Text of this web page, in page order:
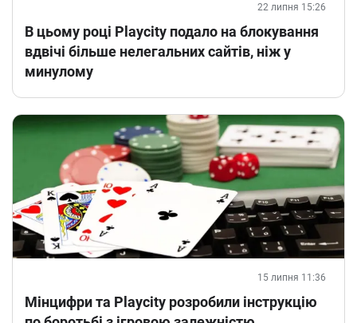
22 липня 15:26
В цьому році Playcity подало на блокування
вдвічі більше нелегальних сайтів, ніж у
минулому
15 липня 11:36
Мінцифри та Playcity розробили інструкцію